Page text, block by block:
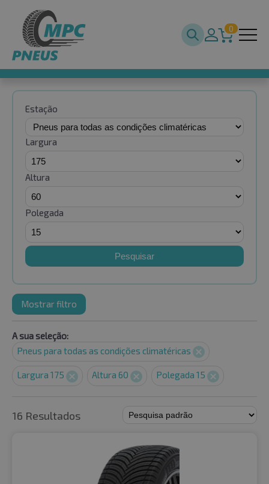
0
Estação
Largura
Altura
Polegada
Pesquisar
Mostrar filtro
A sua seleção:
Pneus para todas as condições climatéricas
Largura 175 Altura 60 Polegada 15
16 Resultados